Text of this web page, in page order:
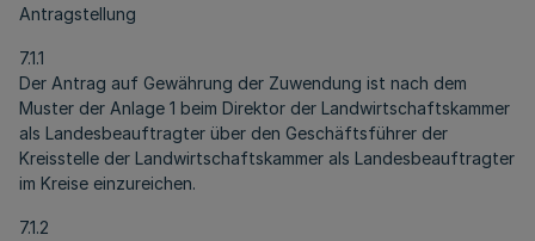
Antragstellung
7.1.1
Der Antrag auf Gewährung der Zuwendung ist nach dem
Muster der Anlage 1 beim Direktor der Landwirtschaftskammer
als Landesbeauftragter über den Geschäftsführer der
Kreisstelle der Landwirtschaftskammer als Landesbeauftragter
im Kreise einzureichen.
7.1.2